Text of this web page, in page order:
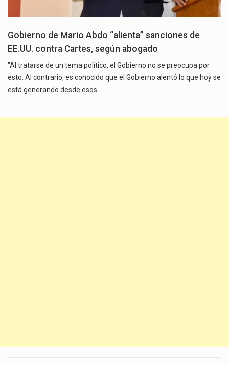
Gobierno de Mario Abdo “alienta” sanciones de
EE.UU. contra Cartes, según abogado
"Al tratarse de un tema político, el Gobierno no se preocupa por
esto. Al contrario, es conocido que el Gobierno alentó lo que hoy se
está generando desde esos…